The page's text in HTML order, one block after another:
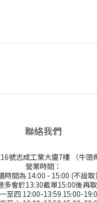
聯絡我們
號志成工業大廈7樓 （牛頭
營業時間：
時間為 14:00 - 15:00 (不設取
多會於13:30截單15:00後再
至四 12:00-13:59 15:00-